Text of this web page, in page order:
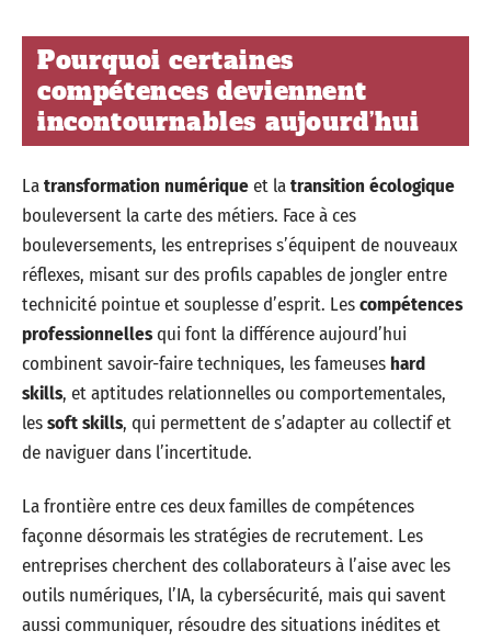
Pourquoi certaines
compétences deviennent
incontournables aujourd’hui
Latransformation numériqueet latransition écologique
bouleversent la carte des métiers. Face à ces
bouleversements, les entreprises s’équipent de nouveaux
réflexes, misant sur des profils capables de jongler entre
technicité pointue et souplesse d’esprit. Lescompétences
professionnellesqui font la différence aujourd’hui
combinent savoir-faire techniques, les fameuseshard
skills, et aptitudes relationnelles ou comportementales,
lessoft skills, qui permettent de s’adapter au collectif et
de naviguer dans l’incertitude.
La frontière entre ces deux familles de compétences
façonne désormais les stratégies de recrutement. Les
entreprises cherchent des collaborateurs à l’aise avec les
outils numériques, l’IA, la cybersécurité, mais qui savent
aussi communiquer, résoudre des situations inédites et